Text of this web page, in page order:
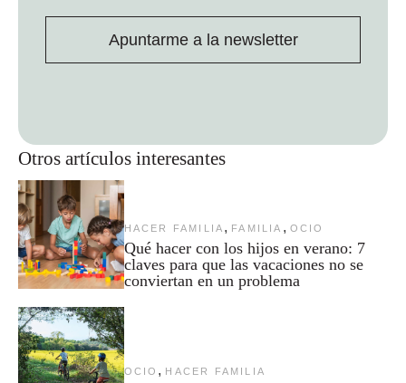
Otros artículos interesantes
HACER FAMILIA , FAMILIA , OCIO
Qué hacer con los hijos en verano: 7
claves para que las vacaciones no se
conviertan en un problema
OCIO , HACER FAMILIA
Apuntarme a la newsletter